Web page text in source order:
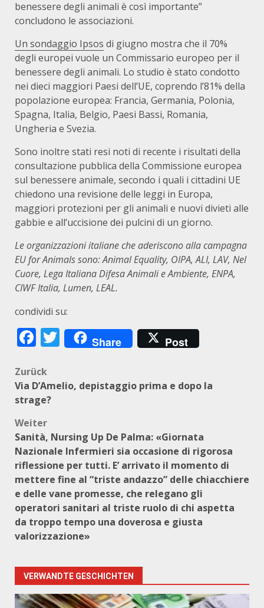
benessere degli animali è così importante”
concludono le associazioni.
Un sondaggio Ipsos di giugno mostra che il 70%
degli europei vuole un Commissario europeo per il
benessere degli animali. Lo studio è stato condotto
nei dieci maggiori Paesi dell’UE, coprendo l’81% della
popolazione europea: Francia, Germania, Polonia,
Spagna, Italia, Belgio, Paesi Bassi, Romania,
Ungheria e Svezia.
Sono inoltre stati resi noti di recente i risultati della
consultazione pubblica della Commissione europea
sul benessere animale, secondo i quali i cittadini UE
chiedono una revisione delle leggi in Europa,
maggiori protezioni per gli animali e nuovi divieti alle
gabbie e all’uccisione dei pulcini di un giorno.
Le organizzazioni italiane che aderiscono alla campagna
EU for Animals sono: Animal Equality, OIPA, ALI, LAV, Nel
Cuore, Lega Italiana Difesa Animali e Ambiente, ENPA,
CIWF Italia, Lumen, LEAL.
condividi su:
Facebook
Twitter
Share Post
Beitragsnavigation
Zurück
Via D’Amelio, depistaggio prima e dopo la
strage?
Weiter
Sanità, Nursing Up De Palma: «Giornata
Nazionale Infermieri sia occasione di rigorosa
riflessione per tutti. E’ arrivato il momento di
mettere fine al “triste andazzo” delle chiacchiere
e delle vane promesse, che relegano gli
operatori sanitari al triste ruolo di chi aspetta
da troppo tempo una doverosa e giusta
valorizzazione»
VERWANDTE GESCHICHTEN